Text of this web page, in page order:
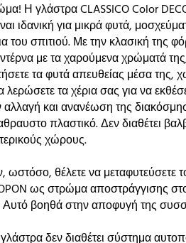
Η γλάστρα CLASSICO Color
ιδανική για μικρά φυτά,
του σπιτιού. Με την κλασική της
με τα χαρούμενα χρώματά
τα φυτά απευθείας μέσα της,
λερώσετε τα χέρια σας για να
αλλαγή και ανανέωση της
πλαστικό. Δεν διαθέτει
χώρους.
ωστόσο, θέλετε να μεταφυτεύσετε
ως στρώμα αποστράγγισης
βοηθά στην αποφυγή της
δεν διαθέτει σύστημα